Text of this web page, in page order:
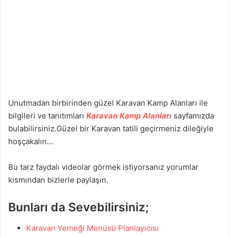
Unutmadan birbirinden güzel Karavan Kamp Alanları ile
bilgileri ve tanıtımları Karavan Kamp Alanları sayfamızda
bulabilirsiniz.Güzel bir Karavan tatili geçirmeniz dileğiyle
hoşçakalın…
Bu tarz faydalı videolar görmek istiyorsanız yorumlar
kısmından bizlerle paylaşın.
Bunları da Sevebilirsiniz;
Karavan Yemeği Menüsü Planlayıcısı